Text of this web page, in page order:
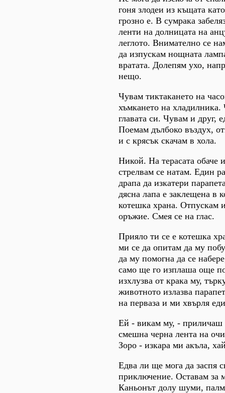
гоня злодеи из къщата
грозно е. В сумрака
ленти на долницата на
леглото. Внимателно се
да изпускам нощната
вратата. Долепям ухо,
нещо.
Чувам тиктакането на
хъмкането на хладилника.
главата си. Чувам и друг,
Поемам дълбоко въздух,
и с крясък скачам в хола.
Никой. На терасата обаче
стрелвам се натам. Един
драпа да изкатери
дясна лапа е заклещена в
котешка храна. Отпускам
оръжие. Смея се на глас.
Прияло ти се е котешка
ми се да опитам да му
да му помогна да се
само ще го изплаша още
изхлузва от крака му,
животното излазва
на перваза и ми хвърля
Ей - викам му, - приличаш
смешна черна лента на
Зоро - изкара ми акъла,
Едва ли ще мога да заспя
приключение. Оставам за
Каньонът долу шуми,